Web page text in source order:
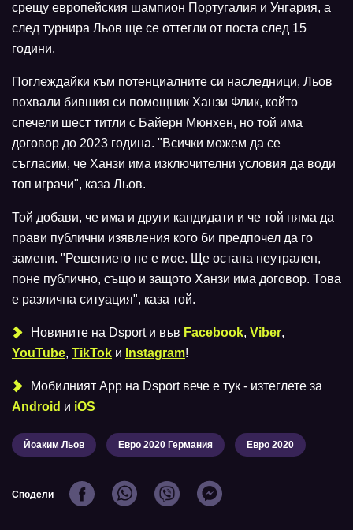
срещу европейския шампион Португалия и Унгария, а
след турнира Льов ще се оттегли от поста след 15
години.
Поглеждайки към потенциалните си наследници, Льов
похвали бившия си помощник Ханзи Флик, който
спечели шест титли с Байерн Мюнхен, но той има
договор до 2023 година. "Всички можем да се
съгласим, че Ханзи има изключителни условия да води
топ играчи", каза Льов.
Той добави, че има и други кандидати и че той няма да
прави публични изявления кого би предпочел да го
замени. "Решението не е мое. Ще остана неутрален,
поне публично, също и защото Ханзи има договор. Това
е различна ситуация", каза той.
Новините на Dsport и във Facebook, Viber,
YouTube, TikTok и Instagram!
Мобилният Аpp на Dsport вече е тук - изтеглете за
Android и iOS
Йоаким Льов Евро 2020 Германия Евро 2020
Сподели